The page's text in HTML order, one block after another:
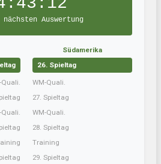
Auswertung
Quali.
Quali.
Südamerika
26. Spieltag
WM-Quali.
27. Spieltag
WM-Quali.
28. Spieltag
Training
29. Spieltag